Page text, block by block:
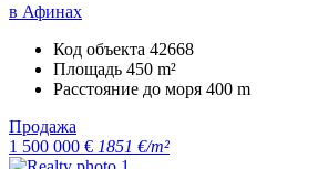
в Афинах
Код объекта 42668
Площадь 450 m²
Расстояние до моря 400 m
Продажа
1 500 000 € 1851 €/m²